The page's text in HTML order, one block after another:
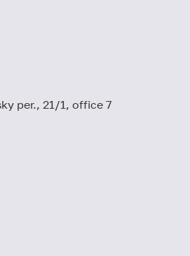
per., 21/1, office 7